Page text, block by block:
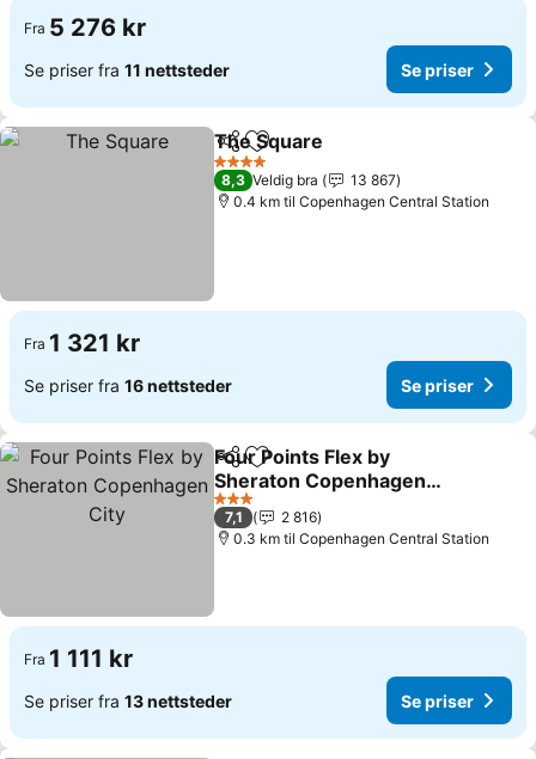
Fra 5 276 kr
Se priser fra 11 nettsteder Se priser
Del Legg til i favoritter
The Square
4 Stjerner
8,3 Veldig bra
13 867
0.4 km til Copenhagen Central Station
Fra 1 321 kr
Se priser fra 16 nettsteder Se priser
Del Legg til i favoritter
Four Points Flex by
Sheraton Copenhagen
City
Se priser
3 Stjerner
7,1
2 816
0.3 km til Copenhagen Central Station
Fra 1 111 kr
Se priser fra 13 nettsteder Se priser